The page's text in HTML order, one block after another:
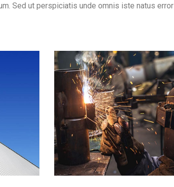
Sed ut perspiciatis unde omnis iste natus error